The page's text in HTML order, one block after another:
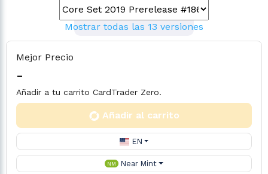
Mostrar todas las 13 versiones
Mejor Precio
-
Añadir a tu carrito CardTrader Zero.
Añadir al carrito
EN
NM Near Mint